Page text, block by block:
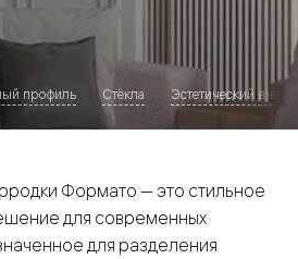
профиль Стёкла Эстетический
Формато — это стильное
для современных
для разделения